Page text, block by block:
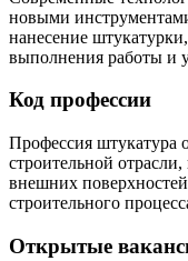
новыми
нанесение
выполнения работы и
Код профессии
Профессия штукатура
строительной
внешних
строительного
Открытые